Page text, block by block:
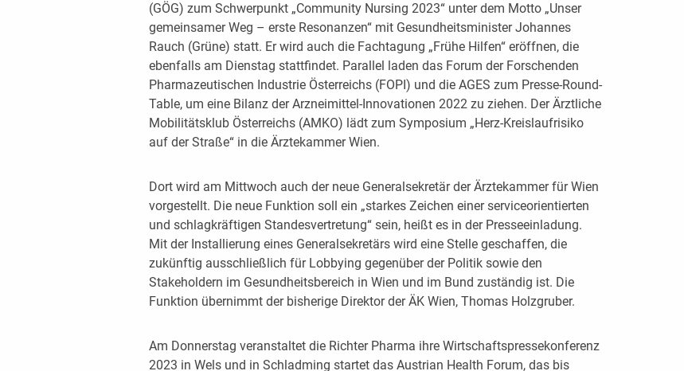
(GÖG) zum Schwerpunkt „Community Nursing 2023“ unter dem Motto „Unser
gemeinsamer Weg – erste Resonanzen“ mit Gesundheitsminister Johannes
Rauch (Grüne) statt. Er wird auch die Fachtagung „Frühe Hilfen“ eröffnen, die
ebenfalls am Dienstag stattfindet. Parallel laden das Forum der Forschenden
Pharmazeutischen Industrie Österreichs (FOPI) und die AGES zum Presse-Round-
Table, um eine Bilanz der Arzneimittel-Innovationen 2022 zu ziehen. Der Ärztliche
Mobilitätsklub Österreichs (AMKO) lädt zum Symposium „Herz-Kreislaufrisiko
auf der Straße“ in die Ärztekammer Wien.
Dort wird am Mittwoch auch der neue Generalsekretär der Ärztekammer für Wien
vorgestellt. Die neue Funktion soll ein „starkes Zeichen einer serviceorientierten
und schlagkräftigen Standesvertretung“ sein, heißt es in der Presseeinladung.
Mit der Installierung eines Generalsekretärs wird eine Stelle geschaffen, die
zukünftig ausschließlich für Lobbying gegenüber der Politik sowie den
Stakeholdern im Gesundheitsbereich in Wien und im Bund zuständig ist. Die
Funktion übernimmt der bisherige Direktor der ÄK Wien, Thomas Holzgruber.
Am Donnerstag veranstaltet die Richter Pharma ihre Wirtschaftspressekonferenz
2023 in Wels und in Schladming startet das Austrian Health Forum, das bis